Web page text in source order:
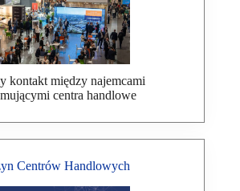
kontakt między najemcami
centra handlowe
Centrów Handlowych